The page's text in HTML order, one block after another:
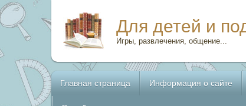
Для детей и
Игры, развлечения, общение...
Главная страница Информация о сайте